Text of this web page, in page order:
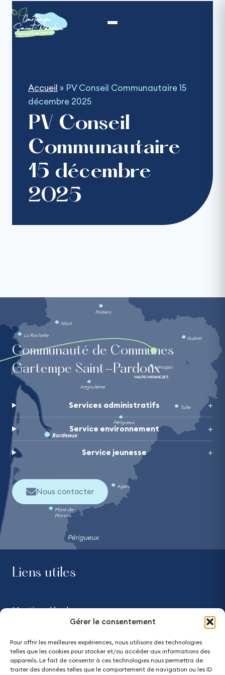
Gérer le consentement
Pour offrir les meilleures expériences, nous utilisons des technologies
telles que les cookies pour stocker et/ou accéder aux informations des
appareils. Le fait de consentir à ces technologies nous permettra de
traiter des données telles que le comportement de navigation ou les ID
contenu
Accueil » PV Conseil Communautaire 15
décembre 2025
PV Conseil
Communautaire
15 décembre
2025
Communauté de Communes
Gartempe Saint-Pardoux
Services administratifs
Service environnement
Service jeunesse
Nous contacter
Liens utiles
Mentions légales
Accessibilité - partiellement conforme